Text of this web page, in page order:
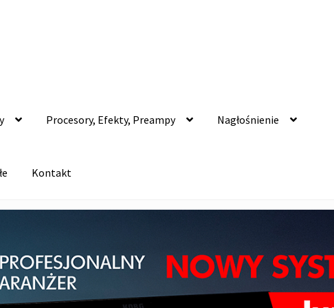
Procesory, Efekty, Preampy Nagłośnienie
Kontakt